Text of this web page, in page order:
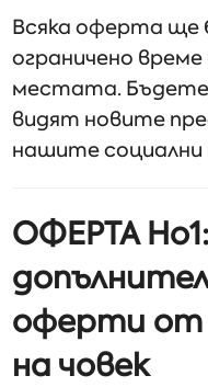
Всяка оферта ще
ограничено време
местата.
видят новите
нашите социални
ОФЕРТА
оферти от
на човек